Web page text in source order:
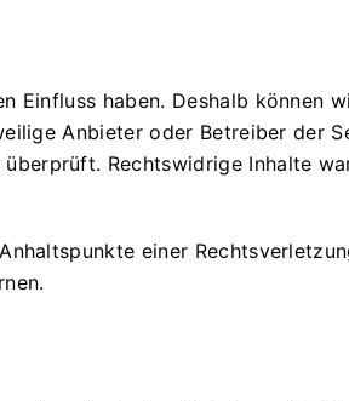
Einfluss haben. Deshalb können
Anbieter oder Betreiber der
Rechtswidrige Inhalte
einer